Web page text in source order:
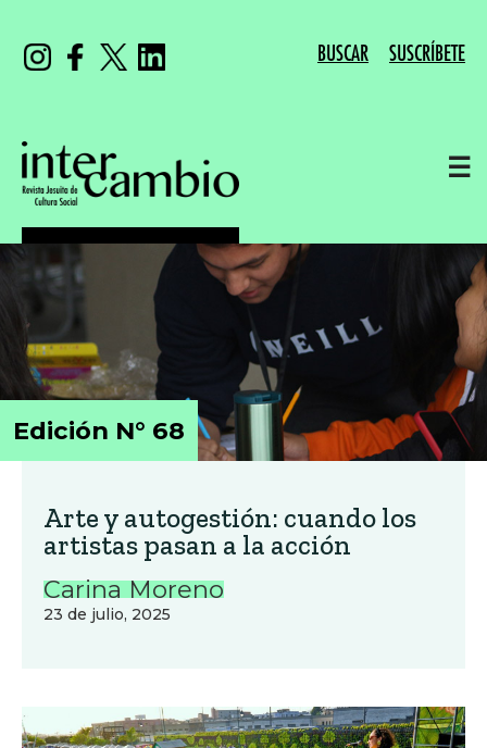
BUSCAR SUSCRÍBETE
☰
Edición N° 68
Arte y autogestión: cuando los
artistas pasan a la acción
Carina Moreno
23 de julio, 2025